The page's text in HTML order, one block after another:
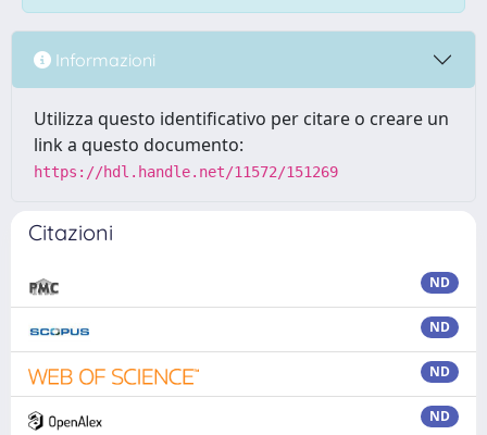
Informazioni
Utilizza questo identificativo per citare o creare un
link a questo documento:
https://hdl.handle.net/11572/151269
Citazioni
ND
ND
ND
ND